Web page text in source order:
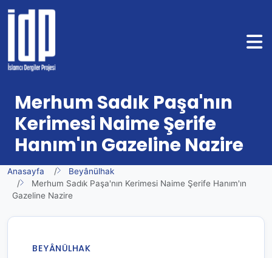
Merhum Sadık Paşa'nın
Kerimesi Naime Şerife
Hanım'ın Gazeline Nazire
Anasayfa
Beyânülhak
Merhum Sadık Paşa'nın Kerimesi Naime Şerife Hanım'ın
Gazeline Nazire
BEYÂNÜLHAK